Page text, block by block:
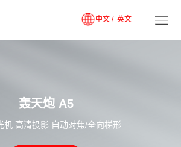
英文
中文 /
轰天炮 A5
机 高清投影 自动对焦/全向梯形